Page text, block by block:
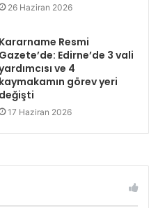
26 Haziran 2026
Kararname Resmi
Gazete’de: Edirne’de 3 vali
ve 4
kaymakamın görev yeri
değişti
17 Haziran 2026